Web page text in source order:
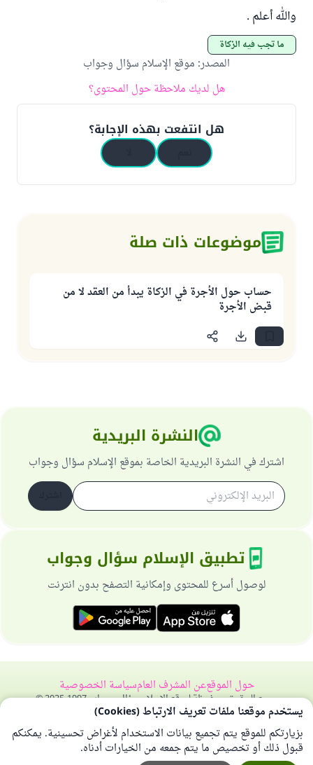
والله أعلم .
ما تجب فيه الزكاة
المصدر: موقع الإسلام سؤال وجواب
هل لديك ملاحظة حول المحتوى؟
هل انتفعت بهذه الإجابة؟
موضوعات ذات صلة
حساب حول الأجرة في الزكاة يبدأ من العقد لا من
قبض الأجرة
النشرة البريدية
اشترك في النشرة البريدية الخاصة بموقع الإسلام سؤال وجواب
تطبيق الإسلام سؤال وجواب
لوصول أسرع للمحتوى وإمكانية التصفح بدون انترنت
حول الموقععن المشرف العامسياسة الخصوصية
جميع الحقوق محفوظة لموقع الإسلام سؤال وجواب 1997-2025 ©
يستخدم موقعنا ملفات تعريف الارتباط (Cookies)
بزيارتكم للموقع يتم تجميع بيانات الاستخدام لأغراض تحسينية. يمكنكم
قبول ذلك أو تخصيص ما يتم جمعه من الخيارات أدناه.